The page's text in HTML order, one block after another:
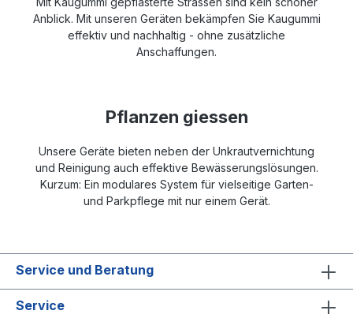
Anblick. Mit unseren Geräten bekämpfen Sie Kaugummi
effektiv und nachhaltig - ohne zusätzliche
Anschaffungen.
Pflanzen giessen
Unsere Geräte bieten neben der Unkrautvernichtung
und Reinigung auch effektive Bewässerungslösungen.
Kurzum: Ein modulares System für vielseitige Garten-
und Parkpflege mit nur einem Gerät.
Service und Beratung
Service